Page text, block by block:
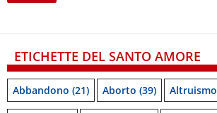
ETICHETTE DEL SANTO AMORE
Abbandono (21) Aborto (39) Altruismo